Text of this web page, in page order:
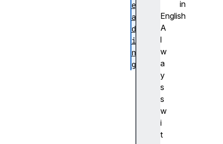
in
English
A
l
w
a
y
s
s
w
i
t
e
a
d
i
n
g